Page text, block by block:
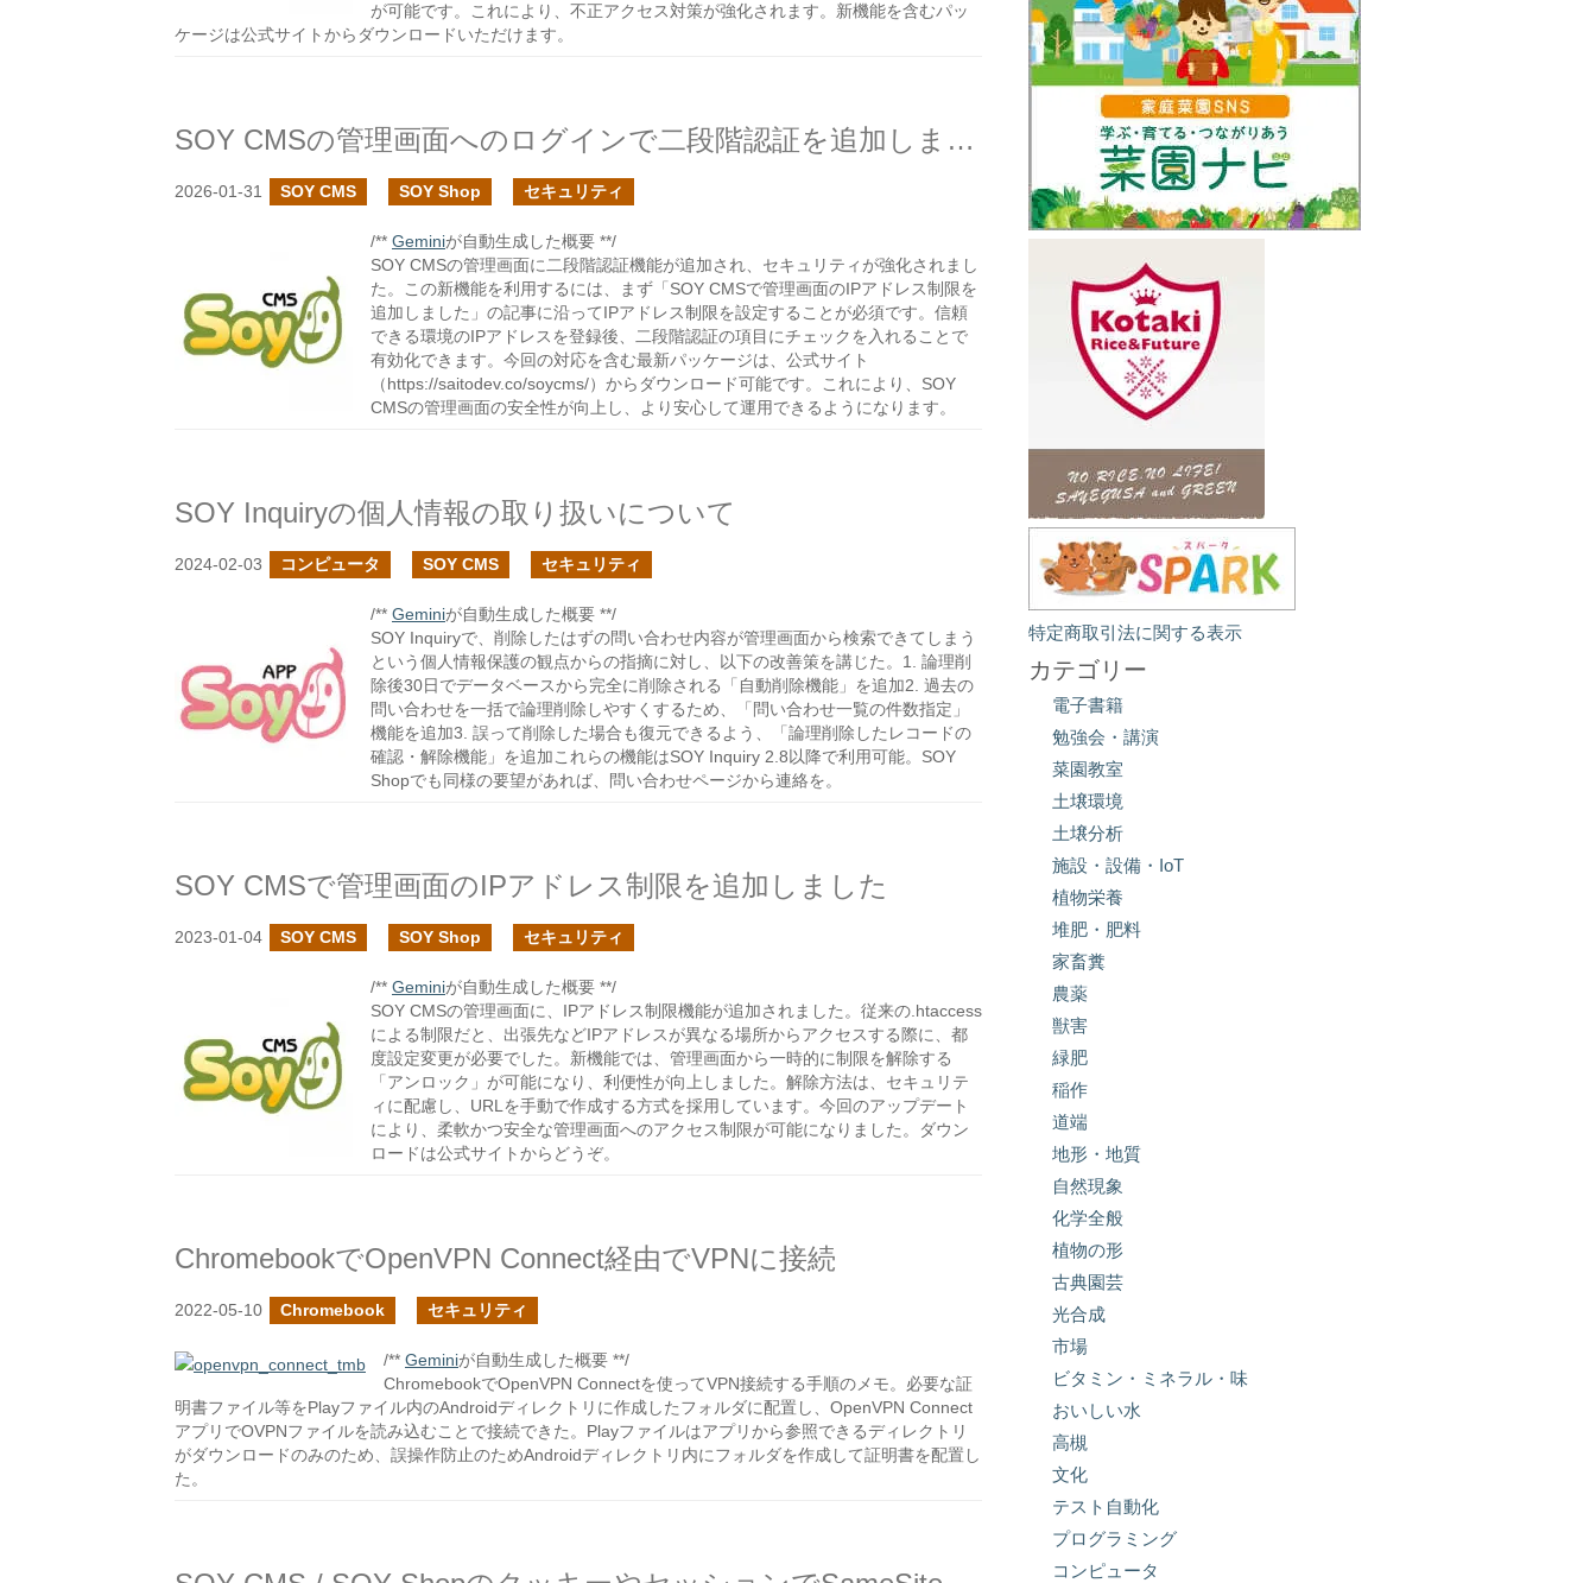
が可能です。これにより、不正アクセス対策が強化されます。新機能を含むパッ
ケージは公式サイトからダウンロードいただけます。
SOY CMSの管理画面へのログインで二段階認証を追加しました
2026-01-31 SOY CMS SOY Shop セキュリティ
/** Geminiが自動生成した概要 **/
SOY CMSの管理画面に二段階認証機能が追加され、セキュリティが強化されまし
た。この新機能を利用するには、まず「SOY CMSで管理画面のIPアドレス制限を
追加しました」の記事に沿ってIPアドレス制限を設定することが必須です。信頼
できる環境のIPアドレスを登録後、二段階認証の項目にチェックを入れることで
有効化できます。今回の対応を含む最新パッケージは、公式サイト
（https://saitodev.co/soycms/）からダウンロード可能です。これにより、SOY
CMSの管理画面の安全性が向上し、より安心して運用できるようになります。
SOY Inquiryの個人情報の取り扱いについて
2024-02-03 コンピュータ SOY CMS セキュリティ
/** Geminiが自動生成した概要 **/
SOY Inquiryで、削除したはずの問い合わせ内容が管理画面から検索できてしまう
という個人情報保護の観点からの指摘に対し、以下の改善策を講じた。1. 論理削
除後30日でデータベースから完全に削除される「自動削除機能」を追加2. 過去の
問い合わせを一括で論理削除しやすくするため、「問い合わせ一覧の件数指定」
機能を追加3. 誤って削除した場合も復元できるよう、「論理削除したレコードの
確認・解除機能」を追加これらの機能はSOY Inquiry 2.8以降で利用可能。SOY
Shopでも同様の要望があれば、問い合わせページから連絡を。
SOY CMSで管理画面のIPアドレス制限を追加しました
2023-01-04 SOY CMS SOY Shop セキュリティ
/** Geminiが自動生成した概要 **/
SOY CMSの管理画面に、IPアドレス制限機能が追加されました。従来の.htaccess
による制限だと、出張先などIPアドレスが異なる場所からアクセスする際に、都
度設定変更が必要でした。新機能では、管理画面から一時的に制限を解除する
「アンロック」が可能になり、利便性が向上しました。解除方法は、セキュリテ
ィに配慮し、URLを手動で作成する方式を採用しています。今回のアップデート
により、柔軟かつ安全な管理画面へのアクセス制限が可能になりました。ダウン
ロードは公式サイトからどうぞ。
ChromebookでOpenVPN Connect経由でVPNに接続
2022-05-10 Chromebook セキュリティ
/** Geminiが自動生成した概要 **/
ChromebookでOpenVPN Connectを使ってVPN接続する手順のメモ。必要な証
明書ファイル等をPlayファイル内のAndroidディレクトリに作成したフォルダに配置し、OpenVPN Connect
アプリでOVPNファイルを読み込むことで接続できた。Playファイルはアプリから参照できるディレクトリ
がダウンロードのみのため、誤操作防止のためAndroidディレクトリ内にフォルダを作成して証明書を配置し
た。
特定商取引法に関する表示
カテゴリー
電子書籍
勉強会・講演
菜園教室
土壌環境
土壌分析
施設・設備・IoT
植物栄養
堆肥・肥料
家畜糞
農薬
獣害
緑肥
稲作
道端
地形・地質
自然現象
化学全般
植物の形
古典園芸
光合成
市場
ビタミン・ミネラル・味
おいしい水
高槻
文化
テスト自動化
プログラミング
コンピュータ